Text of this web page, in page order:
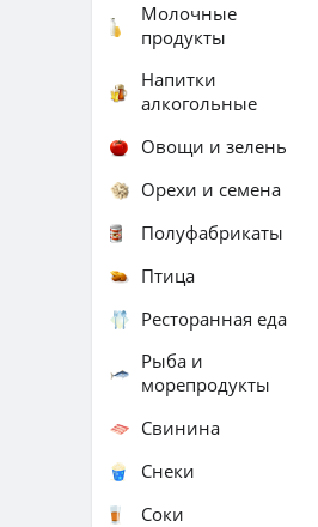
Молочные
продукты
Напитки
алкогольные
Овощи и зелень
Орехи и семена
Полуфабрикаты
Птица
Ресторанная еда
Рыба и
морепродукты
Свинина
Снеки
Соки